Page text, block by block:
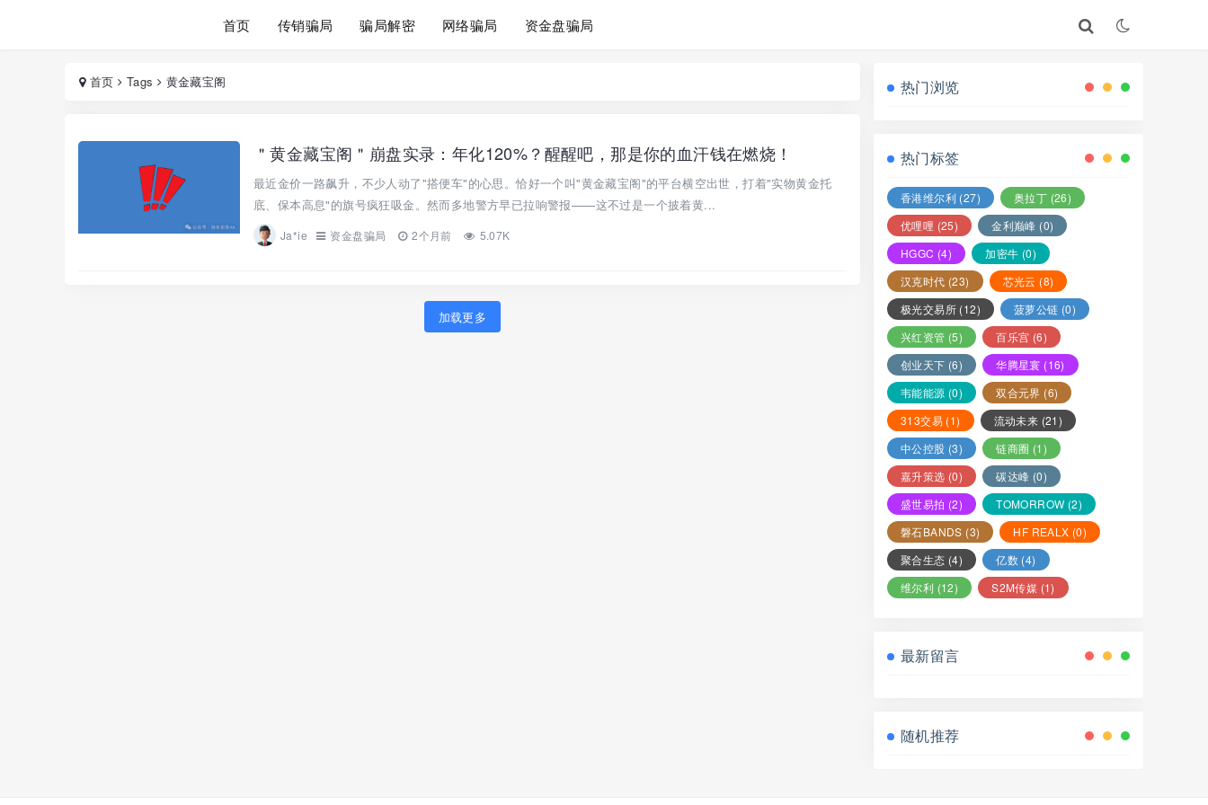
首页 传销骗局 骗局解密 网络骗局 资金盘骗局
首页 Tags 黄金藏宝阁
＂黄金藏宝阁＂崩盘实录：年化120%？醒醒吧，那是你的血汗钱在燃烧！
最近金价一路飙升，不少人动了"搭便车"的心思。恰好一个叫"黄金藏宝阁"的平台横空出世，打着"实物黄金托
底、保本高息"的旗号疯狂吸金。然而多地警方早已拉响警报——这不过是一个披着黄...
Ja*ie 资金盘骗局 2个月前 5.07K
加载更多
热门浏览
热门标签
香港维尔利 (27) 奥拉丁 (26)
优哩哩 (25) 金利巅峰 (0)
HGGC (4) 加密牛 (0)
汉克时代 (23) 芯光云 (8)
极光交易所 (12) 菠萝公链 (0)
兴红资管 (5) 百乐宫 (6)
创业天下 (6) 华腾星寰 (16)
韦能能源 (0) 双合元界 (6)
313交易 (1) 流动未来 (21)
中公控股 (3) 链商圈 (1)
嘉升策选 (0) 碳达峰 (0)
盛世易拍 (2) TOMORROW (2)
磐石BANDS (3) HF REALX (0)
聚合生态 (4) 亿数 (4)
维尔利 (12) S2M传媒 (1)
最新留言
随机推荐